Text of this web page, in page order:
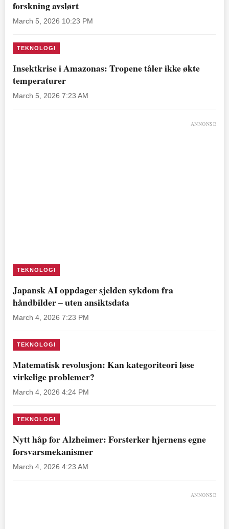
forskning avslørt
March 5, 2026 10:23 PM
TEKNOLOGI
Insektkrise i Amazonas: Tropene tåler ikke økte
temperaturer
March 5, 2026 7:23 AM
ANNONSE
TEKNOLOGI
Japansk AI oppdager sjelden sykdom fra
håndbilder – uten ansiktsdata
March 4, 2026 7:23 PM
TEKNOLOGI
Matematisk revolusjon: Kan kategoriteori løse
virkelige problemer?
March 4, 2026 4:24 PM
TEKNOLOGI
Nytt håp for Alzheimer: Forsterker hjernens egne
forsvarsmekanismer
March 4, 2026 4:23 AM
ANNONSE